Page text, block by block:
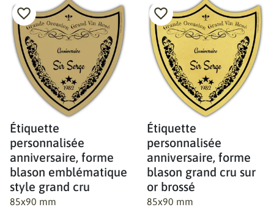
Étiquette
personnalisée
anniversaire, forme
blason emblématique
style grand cru
85x90 mm
Étiquette
personnalisée
anniversaire, forme
blason grand cru sur
or brossé
85x90 mm